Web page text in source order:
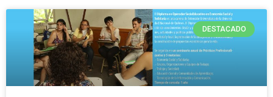
DESTACADO